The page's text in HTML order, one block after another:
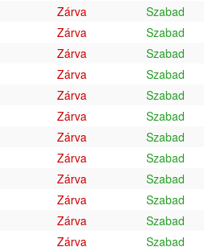
Zárva Szabad
Zárva Szabad
Zárva Szabad
Zárva Szabad
Zárva Szabad
Zárva Szabad
Zárva Szabad
Zárva Szabad
Zárva Szabad
Zárva Szabad
Zárva Szabad
Zárva Szabad